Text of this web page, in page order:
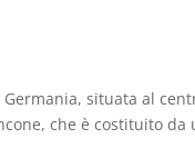
situata al
che è costituito